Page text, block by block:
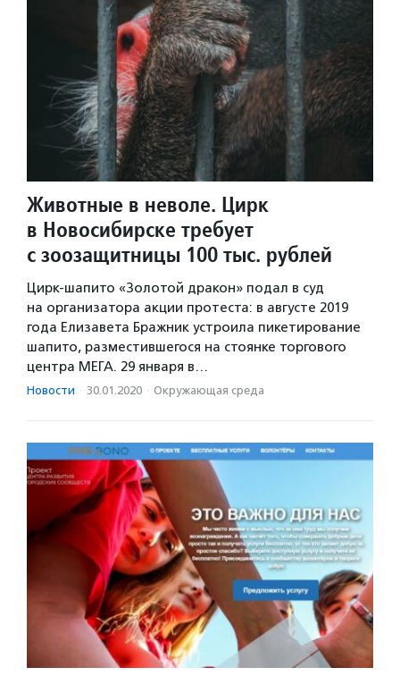
Животные в неволе. Цирк
в Новосибирске требует
с зоозащитницы 100 тыс. рублей
Цирк-шапито «Золотой дракон» подал в суд
на организатора акции протеста: в августе 2019
года Елизавета Бражник устроила пикетирование
шапито, разместившегося на стоянке торгового
центра МЕГА. 29 января в…
Новости · 30.01.2020 · Окружающая среда